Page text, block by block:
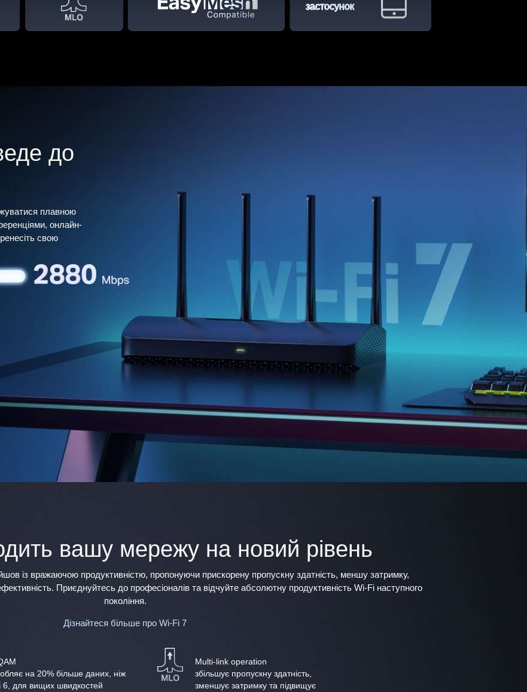
застосунок
до
плавною
онлайн-
свою
вашу мережу на новий рівень
із вражаючою продуктивністю, пропонуючи прискорену пропускну здатність, меншу затримку,
Приєднуйтесь до професіоналів та відчуйте абсолютну продуктивність Wi-Fi наступного
покоління.
Дізнайтеся більше про Wi-Fi 7
на 20% більше даних, ніж
6, для вищих швидкостей
Multi-link operation
збільшує пропускну здатність,
зменшує затримку та підвищує